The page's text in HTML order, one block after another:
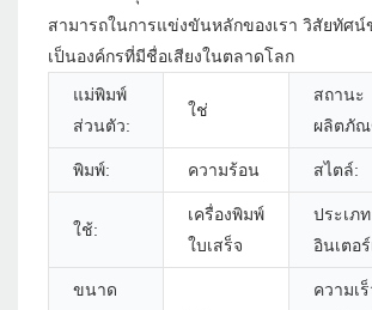
สามารถในการแข่งขันหลักของเรา วิสัยทัศน์
เป็นองค์กรที่มีชื่อเสียงในตลาดโลก
แม่พิมพ์
ส่วนตัว:
ใช่
สถานะ
ผลิตภั
พิมพ์: ความร้อน สไตล์:
ใช้:
เครื่องพิมพ์
ใบเสร็จ
ประเภท
อินเตอ
ขนาด
ความเ